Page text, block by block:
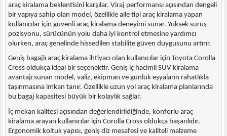
araç kiralama beklentisini karşılar. Viraj performansı açısından dengeli
bir yapıya sahip olan model, özellikle aile tipi araç kiralama yapan
kullanıcılar için güvenli araç kiralama deneyimi sunar. Yüksek sürüş
pozisyonu, sürücünün yolu daha iyi kontrol etmesine yardımcı
olurken, araç genelinde hissedilen stabilite güven duygusunu artırır.
Geniş bagajlı araç kiralama ihtiyacı olan kullanıcılar için Toyota Corolla
Cross oldukça ideal bir seçenektir. Geniş iç hacimli SUV kiralama
avantajı sunan model, valiz, ekipman ve günlük eşyaların rahatlıkla
taşınmasına imkan tanır. Özellikle uzun yol araç kiralama planlarında
bu bagaj kapasitesi büyük bir kolaylık sağlar.
İç mekan kalitesi açısından değerlendirildiğinde, konforlu araç
kiralama arayan kullanıcılar için Corolla Cross oldukça başarılıdır.
Ergonomik koltuk yapısı, geniş diz mesafesi ve kaliteli malzeme